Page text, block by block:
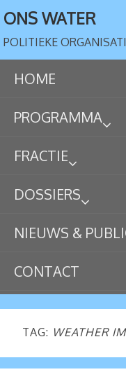
ONS WATER
POLITIEKE
HOME
PROGRAMMA
FRACTIE
DOSSIERS
NIEUWS &
CONTACT
TAG: WEATHER